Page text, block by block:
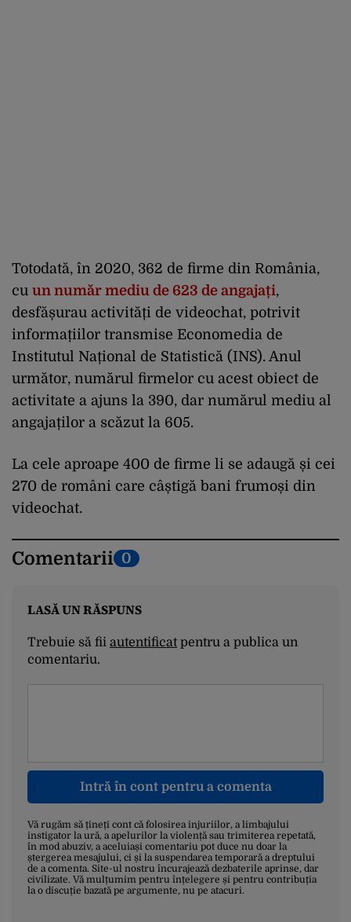
Totodată, în 2020, 362 de firme din România,
cu un număr mediu de 623 de angajați,
desfășurau activități de videochat, potrivit
informațiilor transmise Economedia de
Institutul Național de Statistică (INS). Anul
următor, numărul firmelor cu acest obiect de
activitate a ajuns la 390, dar numărul mediu al
angajaților a scăzut la 605.
La cele aproape 400 de firme li se adaugă și cei
270 de români care câștigă bani frumoși din
videochat.
Comentarii 0
LASĂ UN RĂSPUNS
Trebuie să fii autentificatpentru a publica un
comentariu.
Intră în cont pentru a comenta
Vă rugăm să țineți cont că folosirea injuriilor, a limbajului
instigator la ură, a apelurilor la violență sau trimiterea repetată,
în mod abuziv, a aceluiași comentariu pot duce nu doar la
ștergerea mesajului, ci și la suspendarea temporară a dreptului
de a comenta. Site-ul nostru încurajează dezbaterile aprinse, dar
civilizate. Vă mulțumim pentru înțelegere și pentru contribuția
la o discuție bazată pe argumente, nu pe atacuri.